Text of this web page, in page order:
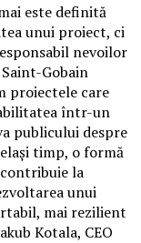
este definită
unui proiect, ci
nevoilor
Gobain
proiectele care
într-un
publicului despre
timp, o formă
la
unui
mai rezilient
Kotala, CEO